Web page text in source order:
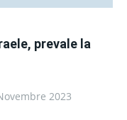
prevale la
2023